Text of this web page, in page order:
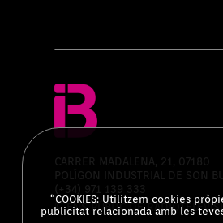
CARRER MADALENA, 21, 07180
POLÍGON INDUSTRIAL DE SON
(+34) 971 139 333
© ENS PÚBLIC DE
“COOKIES: Utilitzem cookies
publicitat relacionada amb les